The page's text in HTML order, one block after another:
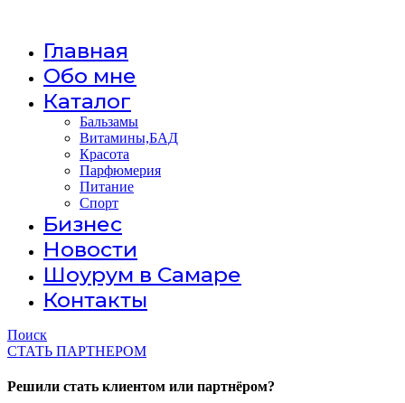
Главная
Обо мне
Каталог
Бальзамы
Витамины,БАД
Красота
Парфюмерия
Питание
Спорт
Бизнес
Новости
Шоурум в Самаре
Контакты
Поиск
СТАТЬ ПАРТНЕРОМ
Решили стать клиентом или партнёром?